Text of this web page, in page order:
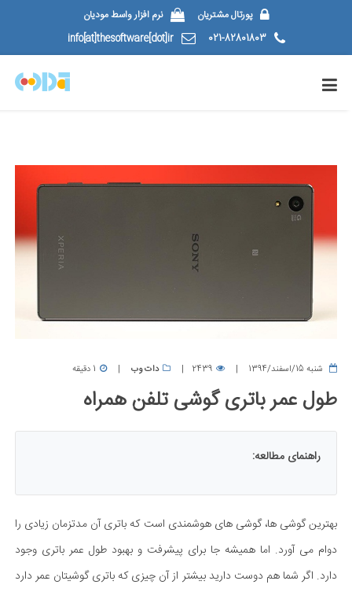
پورتال مشتریان
نرم افزار واسط مودیان
021-82801803
info[at]thesoftware[dot]ir
شنبه 15/اسفند/1394 2439 دات وب 1 دقیقه
طول عمر باتری گوشی تلفن همراه
راهنمای مطالعه:
بهترین گوشی ها، گوشی های هوشمندی است که باتری آن مدتزمان زیادی را
دوام می آورد. اما همیشه جا برای پیشرفت و بهبود طول عمر باتری وجود
دارد. اگر شما هم دوست دارید بیشتر از آن چیزی که باتری گوشیتان عمر دارد